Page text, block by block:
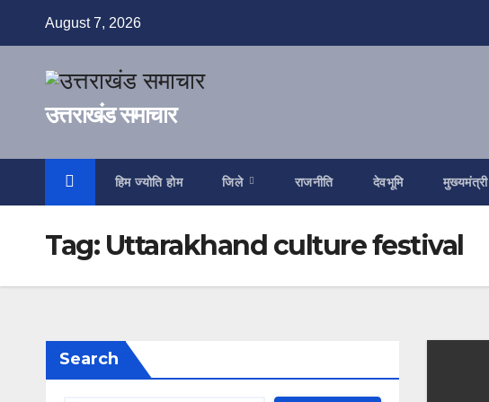
August 7, 2026
उत्तराखंड समाचार
हिम ज्योति होम जिले राजनीति देवभूमि मुख्यमंत्री
Tag: Uttarakhand culture festival
Search